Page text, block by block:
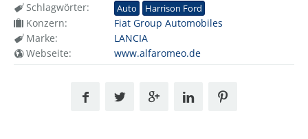
Schlagwörter:
Auto Harrison Ford
Konzern:
Fiat Group Automobiles
Marke:
LANCIA
Webseite:
www.alfaromeo.de